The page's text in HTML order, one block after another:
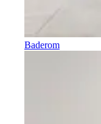
Baderom